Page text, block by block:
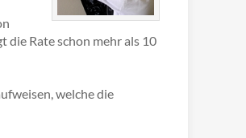
Rate schon mehr als 10
welche die